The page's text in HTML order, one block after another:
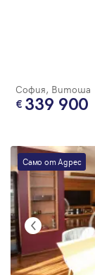
София, Витоша
339 900
Само от Адрес